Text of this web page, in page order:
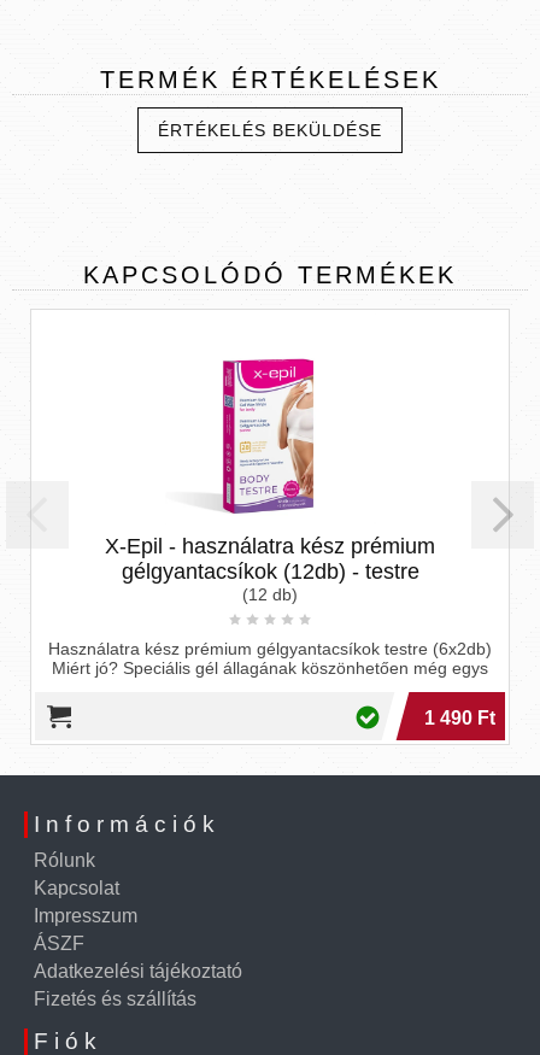
TERMÉK ÉRTÉKELÉSEK
ÉRTÉKELÉS BEKÜLDÉSE
KAPCSOLÓDÓ TERMÉKEK
X-Epil - használatra kész prémium
gélgyantacsíkok (12db) - testre
(12 db)
Használatra kész prémium gélgyantacsíkok testre (6x2db)
Miért jó? Speciális gél állagának köszönhetően még egys
1 490 Ft
Információk
Rólunk
Kapcsolat
Impresszum
ÁSZF
Adatkezelési tájékoztató
Fizetés és szállítás
Fiók